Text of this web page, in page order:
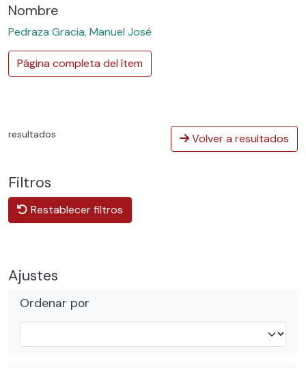
Nombre
Pedraza Gracia, Manuel José
Página completa del ítem
resultados Volver a resultados
Filtros
Restablecer filtros
Ajustes
Ordenar por